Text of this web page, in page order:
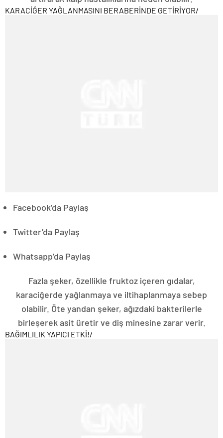
KARACİĞER YAĞLANMASINI BERABERİNDE GETİRİYOR/
Facebook’da Paylaş
Twitter’da Paylaş
Whatsapp’da Paylaş
Fazla şeker, özellikle fruktoz içeren gıdalar,
karaciğerde yağlanmaya ve iltihaplanmaya sebep
olabilir. Öte yandan şeker, ağızdaki bakterilerle
birleşerek asit üretir ve diş minesine zarar verir.
BAĞIMLILIK YAPICI ETKİ!/